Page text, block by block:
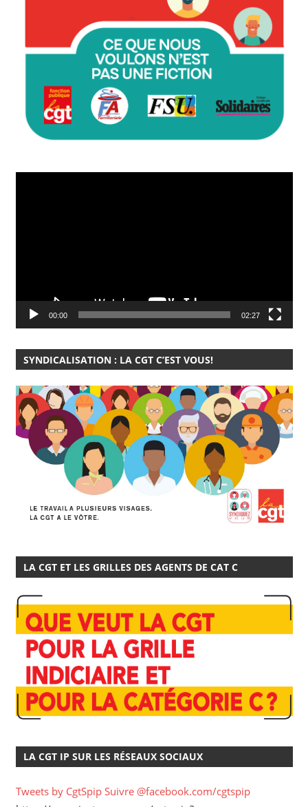
00:00 02:27
SYNDICALISATION : LA CGT C’EST VOUS!
LA CGT ET LES GRILLES DES AGENTS DE CAT C
LA CGT IP SUR LES RÉSEAUX SOCIAUX
Tweets by CgtSpip Suivre @facebook.com/cgtspip